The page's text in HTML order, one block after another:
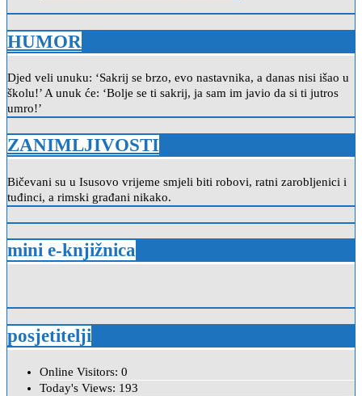
HUMOR
Djed veli unuku: ‘Sakrij se brzo, evo nastavnika, a danas nisi išao u
školu!’ A unuk će: ‘Bolje se ti sakrij, ja sam im javio da si ti jutros
umro!’
ZANIMLJIVOSTI
Bičevani su u Isusovo vrijeme smjeli biti robovi, ratni zarobljenici i
tuđinci, a rimski građani nikako.
mini e-knjižnica
posjetitelji
Online Visitors: 0
Today's Views: 193